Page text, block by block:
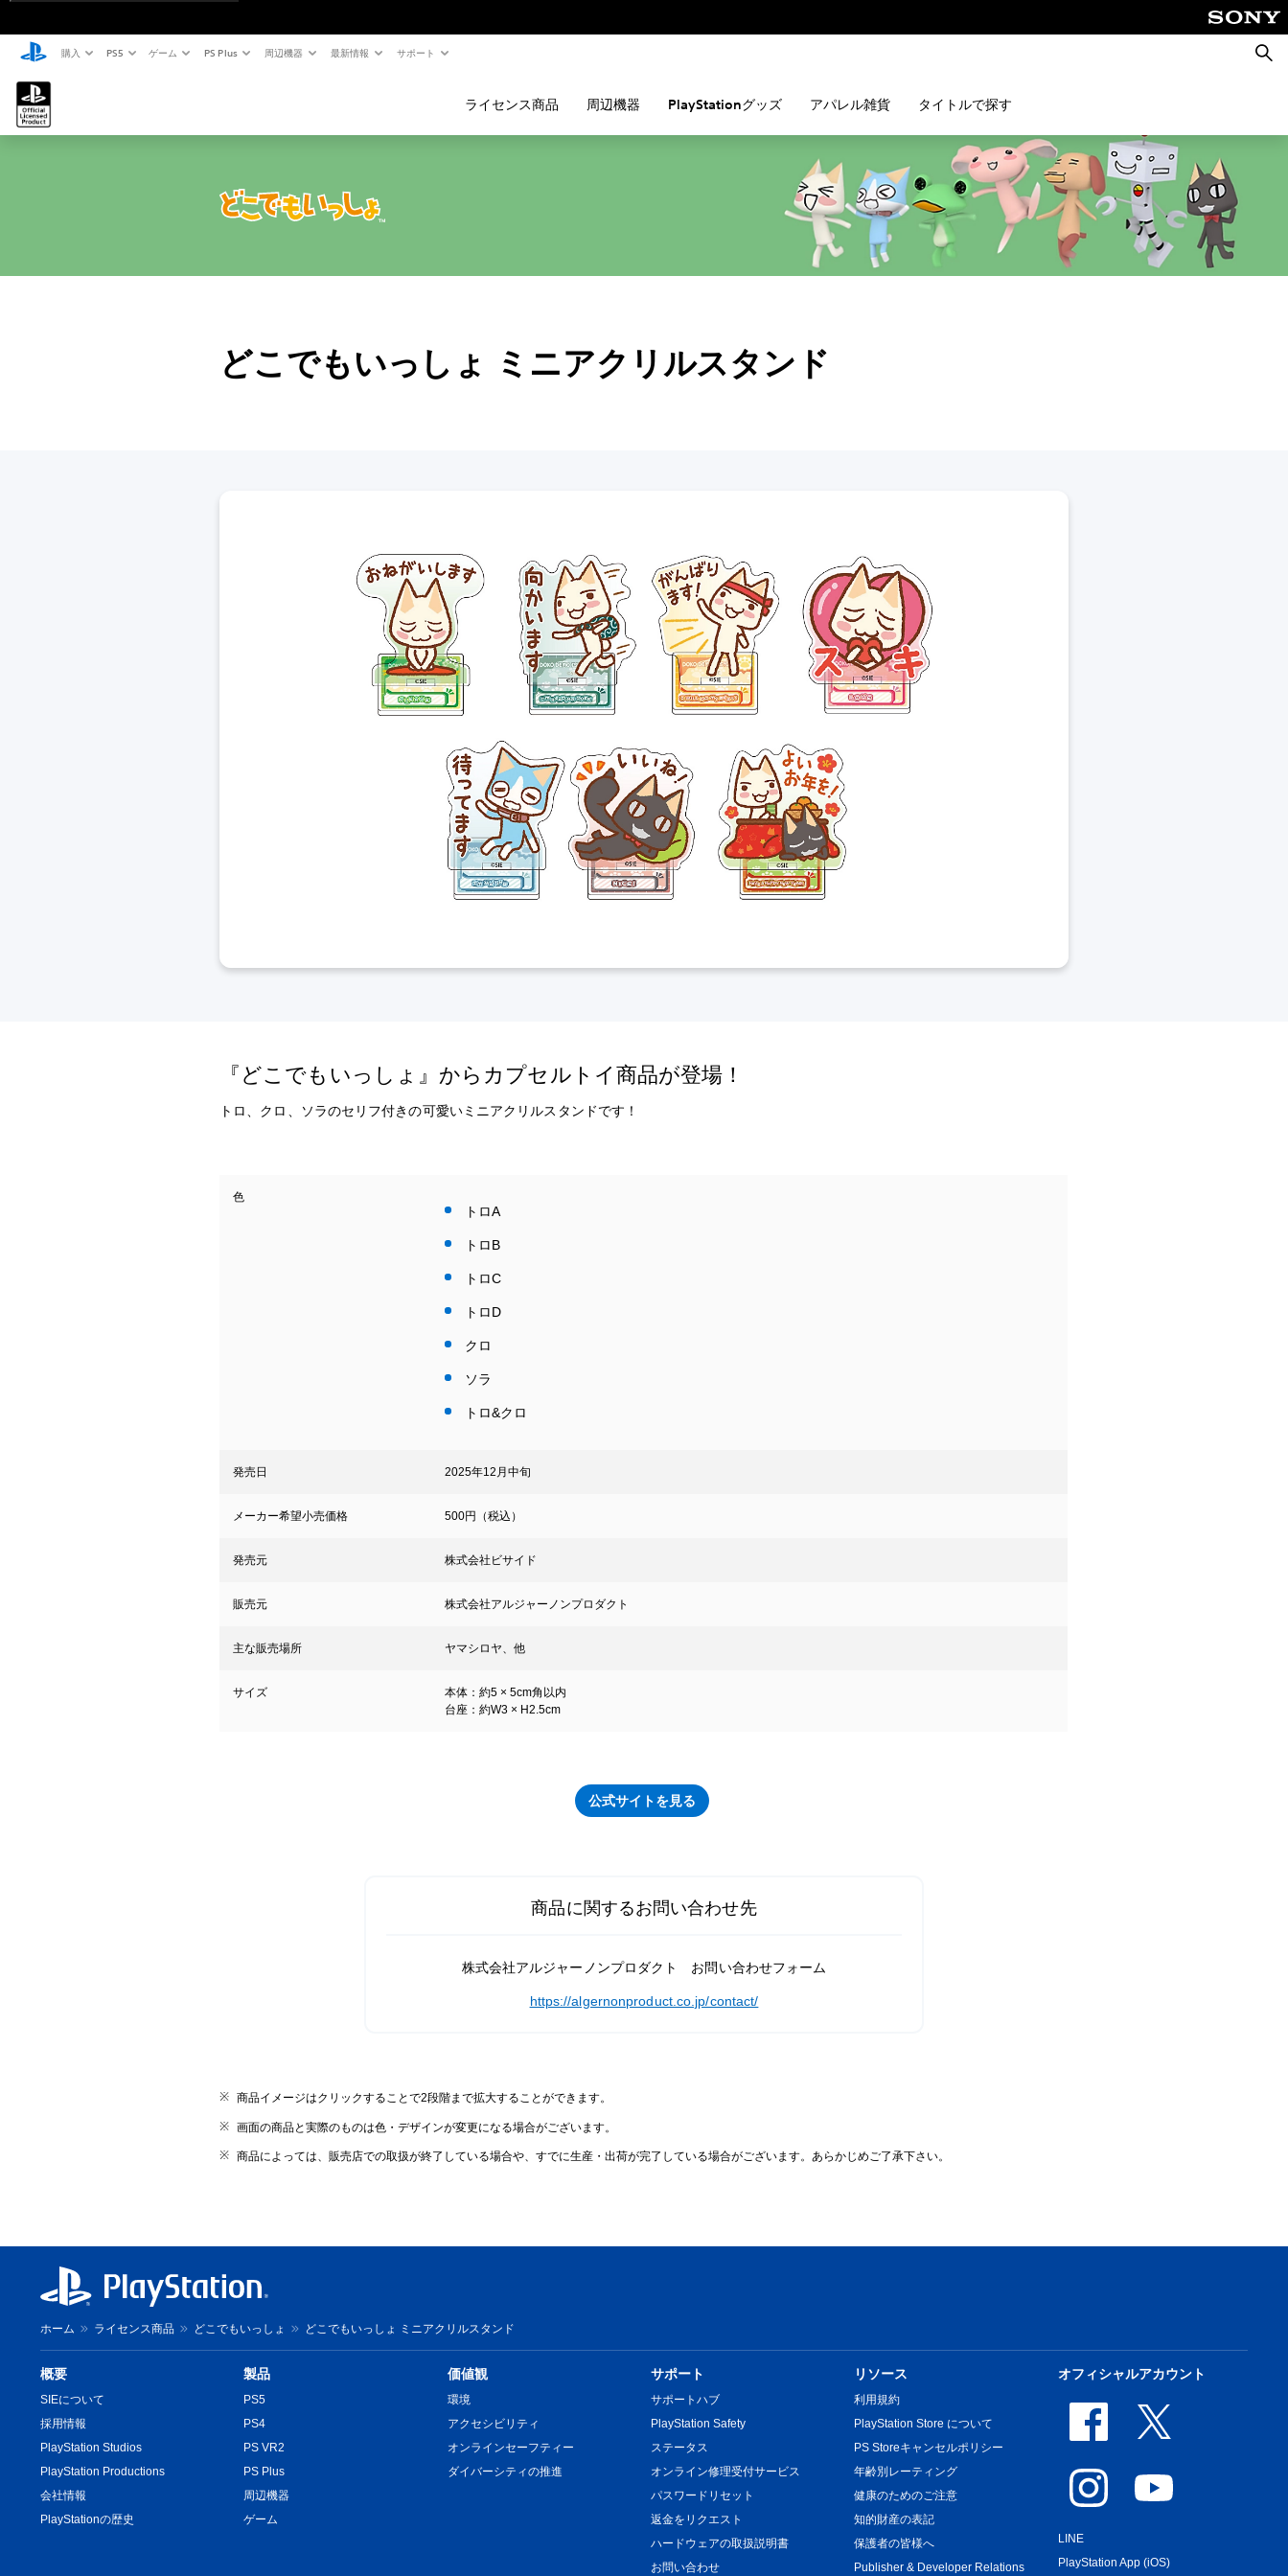
購入 PS5 ゲーム PS Plus 周辺機器 最新情報 サポート
検
索
ライセンス商品 周辺機器 PlayStationグッズ アパレル雑貨 タイトルで探す
どこでもいっしょ ミニアクリルスタンド
『どこでもいっしょ』からカプセルトイ商品が登場！
トロ、クロ、ソラのセリフ付きの可愛いミニアクリルスタンドです！
色
トロA
トロB
トロC
トロD
クロ
ソラ
トロ&クロ
発売日 2025年12月中旬
メーカー希望小売価格 500円（税込）
発売元 株式会社ビサイド
販売元 株式会社アルジャーノンプロダクト
主な販売場所 ヤマシロヤ、他
サイズ
本体：約5 × 5cm角以内
台座：約W3 × H2.5cm
公式サイトを見る
商品に関するお問い合わせ先
株式会社アルジャーノンプロダクト お問い合わせフォーム
https://algernonproduct.co.jp/contact/
商品イメージはクリックすることで2段階まで拡大することができます。
画面の商品と実際のものは色・デザインが変更になる場合がございます。
商品によっては、販売店での取扱が終了している場合や、すでに生産・出荷が完了している場合がございます。あらかじめご了承下さい。
ホーム ライセンス商品 どこでもいっしょ どこでもいっしょ ミニアクリルスタンド
概要
SIEについて
採用情報
PlayStation Studios
PlayStation Productions
会社情報
PlayStationの歴史
製品
PS5
PS4
PS VR2
PS Plus
周辺機器
ゲーム
価値観
環境
アクセシビリティ
オンラインセーフティー
ダイバーシティの推進
サポート
サポートハブ
PlayStation Safety
ステータス
オンライン修理受付サービス
パスワードリセット
返金をリクエスト
ハードウェアの取扱説明書
お問い合わせ
リソース
利用規約
PlayStation Store について
PS Storeキャンセルポリシー
年齢別レーティング
健康のためのご注意
知的財産の表記
保護者の皆様へ
Publisher & Developer Relations
オフィシャルアカウント
LINE
PlayStation App (iOS)